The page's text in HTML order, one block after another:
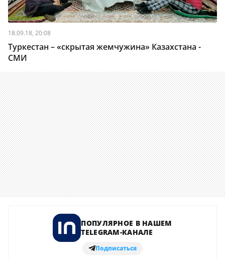
18.09.18, 20:08
Туркестан – «скрытая жемчужина» Казахстана -
СМИ